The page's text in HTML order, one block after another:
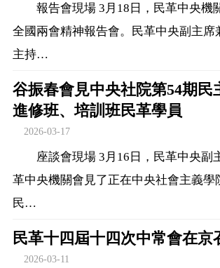
報告會現場 3月18日，民革中央機
全國兩會精神報告會。民革中央副主席
主持…
谷振春會見中央社院第54期民
進修班、培訓班民革學員
2026-03-17
座談會現場 3月16日，民革中央副
革中央機關會見了正在中央社會主義學
民…
民革十四屆十四次中常會在京
2026-03-11